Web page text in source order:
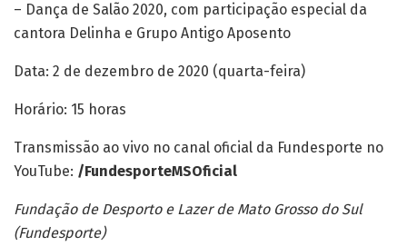
– Dança de Salão 2020, com participação especial da
cantora Delinha e Grupo Antigo Aposento
Data: 2 de dezembro de 2020 (quarta-feira)
Horário: 15 horas
Transmissão ao vivo no canal oficial da Fundesporte no
YouTube: /FundesporteMSOficial
Fundação de Desporto e Lazer de Mato Grosso do Sul
(Fundesporte)